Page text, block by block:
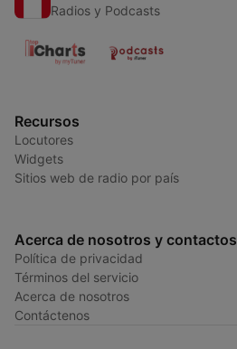
Radios y Podcasts
Recursos
Locutores
Widgets
Sitios web de radio por país
Acerca de nosotros y contactos
Política de privacidad
Términos del servicio
Acerca de nosotros
Contáctenos